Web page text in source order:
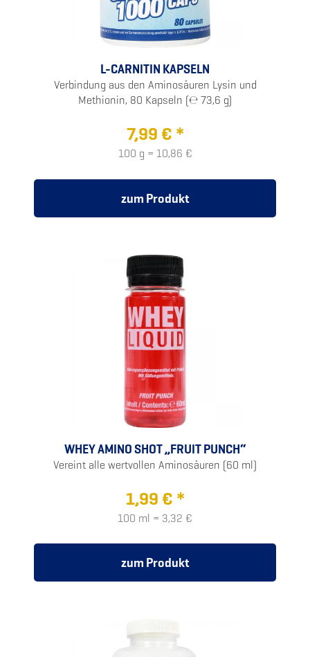
L-CARNITIN KAPSELN
Verbindung aus den Aminosäuren Lysin und
Methionin, 80 Kapseln (℮ 73,6 g)
7,99 € *
100 g = 10,86 €
zum Produkt
WHEY AMINO SHOT „FRUIT PUNCH“
Vereint alle wertvollen Aminosäuren (60 ml)
1,99 € *
100 ml = 3,32 €
zum Produkt